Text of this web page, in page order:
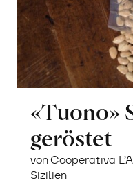
«Tuono»
geröstet
von Cooperativa
Sizilien